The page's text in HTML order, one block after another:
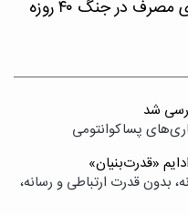
در جنگ ۴۰ روزه
شد
پسا‌کوانتومی
«قدرت‌بنیان»
بدون قدرت ارتباطی و رسانه،